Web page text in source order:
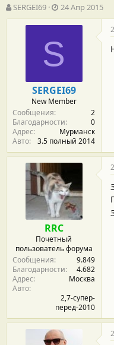
А
в
SERGEI69
Д
а
т
н
а
а
л
а
24 Апр 2015
S
SERGEI69
New Member
Сообщения
2
Благодарности
0
Адрес
Мурманск
Авто
3.5 полный 2014
RRC
Почетный
пользователь форума
Сообщения
9.849
Благодарности
4.682
Адрес
Москва
Авто
2,7-супер-
перед-2010